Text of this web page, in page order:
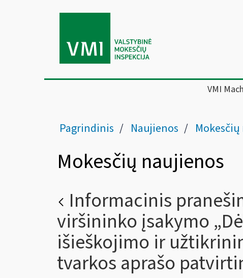
VMI
Pagrindinis Naujienos
Mokesčių naujienos
Informacinis
viršininko įsakymo
išieškojimo ir
tvarkos aprašo